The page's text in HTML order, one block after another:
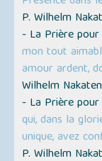
P. Wilhelm
- La Prière
mon tout
amour ardent,
Wilhelm
- La Prière
qui, dans la
unique, avez
P. Wilhelm